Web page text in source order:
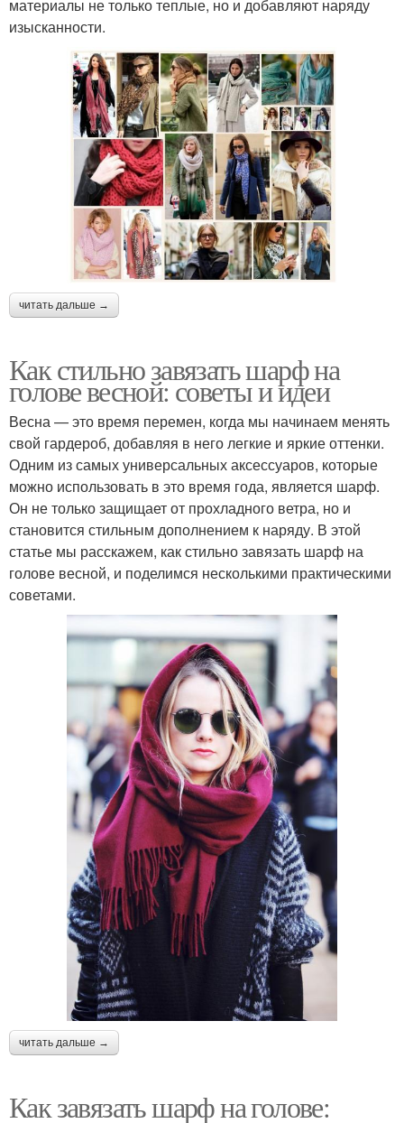
материалы не только теплые, но и добавляют наряду
изысканности.
читать дальше →
Как стильно завязать шарф на
голове весной: советы и идеи
Весна — это время перемен, когда мы начинаем менять
свой гардероб, добавляя в него легкие и яркие оттенки.
Одним из самых универсальных аксессуаров, которые
можно использовать в это время года, является шарф.
Он не только защищает от прохладного ветра, но и
становится стильным дополнением к наряду. В этой
статье мы расскажем, как стильно завязать шарф на
голове весной, и поделимся несколькими практическими
советами.
читать дальше →
Как завязать шарф на голове: